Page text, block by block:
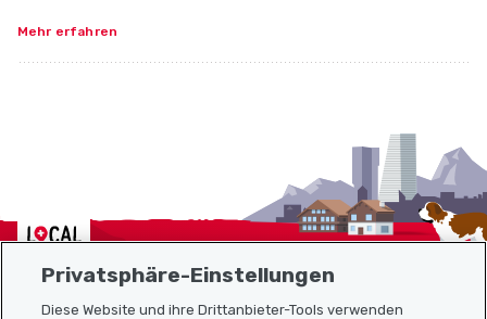
Mehr erfahren
Localcities
Privatsphäre-Einstellungen
Diese Website und ihre Drittanbieter-Tools verwenden